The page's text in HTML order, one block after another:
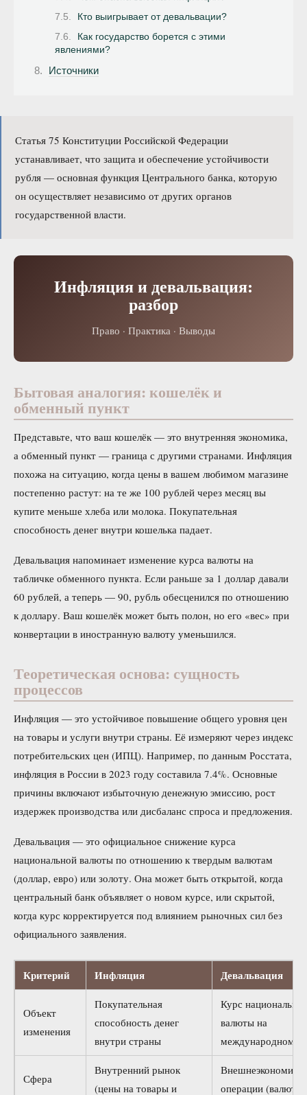
Кто выигрывает от девальвации?
Как государство борется с этими
явлениями?
Источники
Статья 75 Конституции Российской Федерации
устанавливает, что защита и обеспечение устойчивости
рубля — основная функция Центрального банка, которую
он осуществляет независимо от других органов
государственной власти.
Инфляция и девальвация:
разбор
Право · Практика · Выводы
Бытовая аналогия: кошелёк и
обменный пункт
Представьте, что ваш кошелёк — это внутренняя экономика,
а обменный пункт — граница с другими странами. Инфляция
похожа на ситуацию, когда цены в вашем любимом магазине
постепенно растут: на те же 100 рублей через месяц вы
купите меньше хлеба или молока. Покупательная
способность денег внутри кошелька падает.
Девальвация напоминает изменение курса валюты на
табличке обменного пункта. Если раньше за 1 доллар давали
60 рублей, а теперь — 90, рубль обесценился по отношению
к доллару. Ваш кошелёк может быть полон, но его «вес» при
конвертации в иностранную валюту уменьшился.
Теоретическая основа: сущность
процессов
Инфляция — это устойчивое повышение общего уровня цен
на товары и услуги внутри страны. Её измеряют через индекс
потребительских цен (ИПЦ). Например, по данным Росстата,
инфляция в России в 2023 году составила 7.4%. Основные
причины включают избыточную денежную эмиссию, рост
издержек производства или дисбаланс спроса и предложения.
Девальвация — это официальное снижение курса
национальной валюты по отношению к твердым валютам
(доллар, евро) или золоту. Она может быть открытой, когда
центральный банк объявляет о новом курсе, или скрытой,
когда курс корректируется под влиянием рыночных сил без
официального заявления.
Критерий Инфляция Девальвация
Объект
изменения
Покупательная
способность денег
внутри страны
Курс
валюты на
международном
Сфера
Внутренний рынок
(цены на товары и
операции